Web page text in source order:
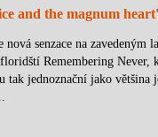
and the magnum heart'
senzace na zavedeným
Remembering Never,
tak jednoznační jako